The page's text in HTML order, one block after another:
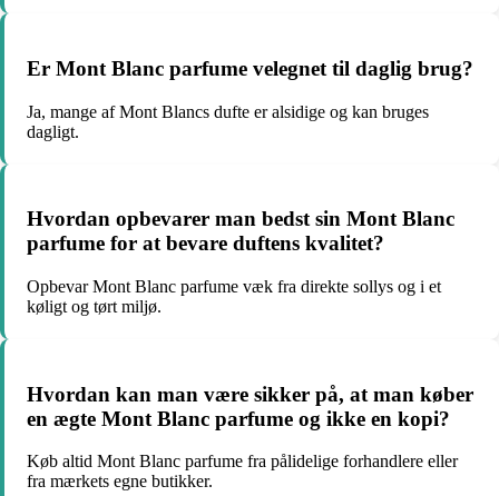
Er Mont Blanc parfume velegnet til daglig brug?
Ja, mange af Mont Blancs dufte er alsidige og kan bruges
dagligt.
Hvordan opbevarer man bedst sin Mont Blanc
parfume for at bevare duftens kvalitet?
Opbevar Mont Blanc parfume væk fra direkte sollys og i et
køligt og tørt miljø.
Hvordan kan man være sikker på, at man køber
en ægte Mont Blanc parfume og ikke en kopi?
Køb altid Mont Blanc parfume fra pålidelige forhandlere eller
fra mærkets egne butikker.